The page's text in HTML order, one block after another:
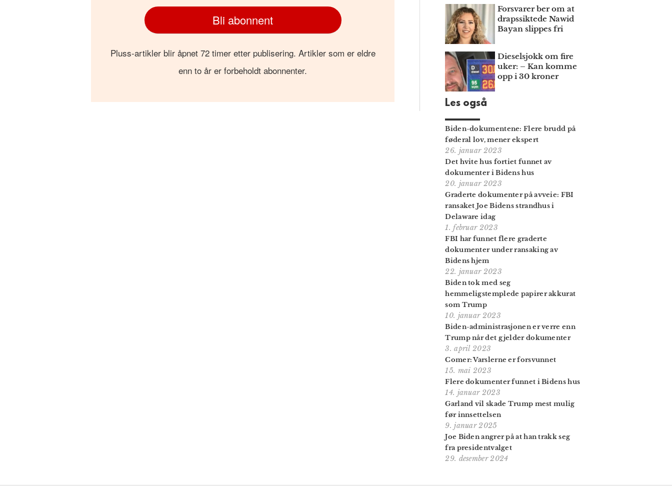
Bli abonnent
Pluss-artikler blir åpnet 72 timer etter publisering. Artikler som er eldre
enn to år er forbeholdt abonnenter.
Forsvarer ber om at
draps­siktede Nawid
Bayan slippes fri
Dieselsjokk om fire
uker: – Kan komme
opp i 30 kroner
Les også
Biden-dokumentene: Flere brudd på
føderal lov, mener ekspert
26. januar 2023
Det hvite hus fortiet funnet av
dokumenter i Bidens hus
20. januar 2023
Graderte dokumenter på avveie: FBI
ransaket Joe Bidens strandhus i
Delaware idag
1. februar 2023
FBI har funnet flere graderte
dokumenter under ransaking av
Bidens hjem
22. januar 2023
Biden tok med seg
hemmeligstemplede papirer akkurat
som Trump
10. januar 2023
Biden-administrasjonen er verre enn
Trump når det gjelder dokumenter
3. april 2023
Comer: Varslerne er forsvunnet
15. mai 2023
Flere dokumenter funnet i Bidens hus
14. januar 2023
Garland vil skade Trump mest mulig
før innsettelsen
9. januar 2025
Joe Biden angrer på at han trakk seg
fra presidentvalget
29. desember 2024